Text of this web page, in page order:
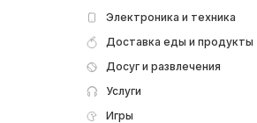
Электроника и техника
Доставка еды и продукты
Досуг и развлечения
Услуги
Игры